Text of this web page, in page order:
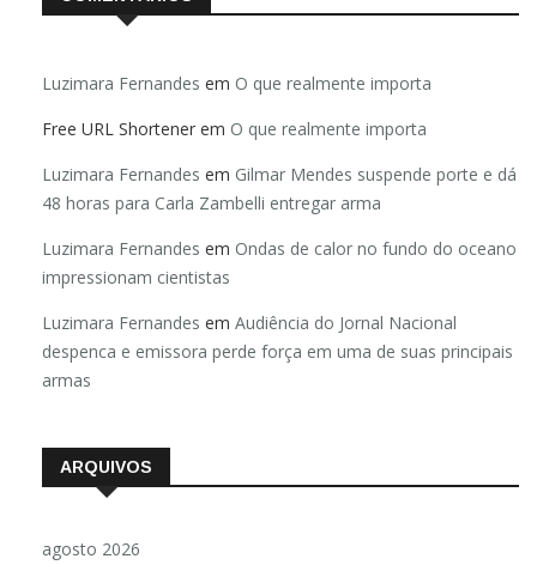
Luzimara Fernandes em O que realmente importa
Free URL Shortener em O que realmente importa
Luzimara Fernandes em Gilmar Mendes suspende porte e dá
48 horas para Carla Zambelli entregar arma
Luzimara Fernandes em Ondas de calor no fundo do oceano
impressionam cientistas
Luzimara Fernandes em Audiência do Jornal Nacional
despenca e emissora perde força em uma de suas principais
armas
ARQUIVOS
agosto 2026